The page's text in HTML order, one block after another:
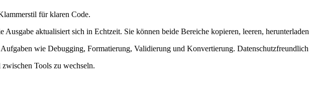
für klaren Code.
aktualisiert sich in Echtzeit. Sie können beide Bereiche kopieren, leeren,
wie Debugging, Formatierung, Validierung und Konvertierung.
Tools zu wechseln.